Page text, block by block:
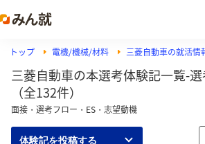
トップ 電機/機械/材料 三菱自動車の就活情
三菱自動車の本選考体験記一覧-
（全132件）
面接・選考フロー・ES・志望動機
体験記を投稿する